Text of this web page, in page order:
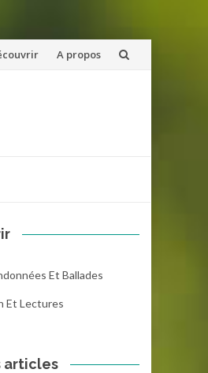
A propos
Et Ballades
Et Lectures
articles